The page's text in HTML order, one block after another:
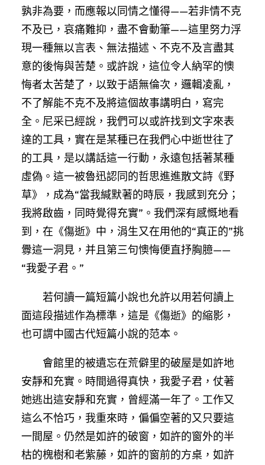
孰非為要，而應報以同情之懂得——若非情不克
不及已，哀痛難抑，盡不會動筆——這里努力浮
現一種無以言表、無法描述、不克不及言盡其
意的後悔與苦楚。或許說，這位令人納罕的懊
悔者太苦楚了，以致于語無倫次，邏輯凌亂，
不了解能不克不及將這個故事講明白，寫完
全。尼采已經說，我們可以或許找到文字來表
達的工具，實在是某種已在我們心中逝世往了
的工具，是以講話這一行動，永遠包括著某種
虛偽。這一被魯迅認同的哲思進進散文詩《野
草》，成為“當我緘默著的時辰，我感到充分；
我將啟齒，同時覺得充實”。我們深有感慨地看
到，在《傷逝》中，涓生又在用他的“真正的”挑
釁這一洞見，并且第三句懊悔便直抒胸臆——
“我愛子君。”
若何讀一篇短篇小說也允許以用若何讀上
面這段描述作為標準，這是《傷逝》的縮影，
也可謂中國古代短篇小說的范本。
會館里的被遺忘在荒僻里的破屋是如許地
安靜和充實。時間過得真快，我愛子君，仗著
她逃出這安靜和充實，曾經滿一年了。工作又
這么不恰巧，我重來時，偏偏空著的又只要這
一間屋。仍然是如許的破窗，如許的窗外的半
枯的槐樹和老紫藤，如許的窗前的方桌，如許